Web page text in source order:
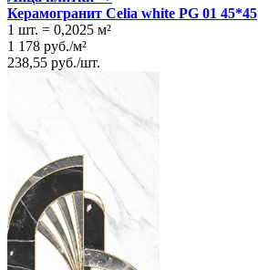
Керамогранит Celia white PG 01 45*45
1 шт. = 0,2025 м²
1 178 руб./м²
238,55 руб./шт.